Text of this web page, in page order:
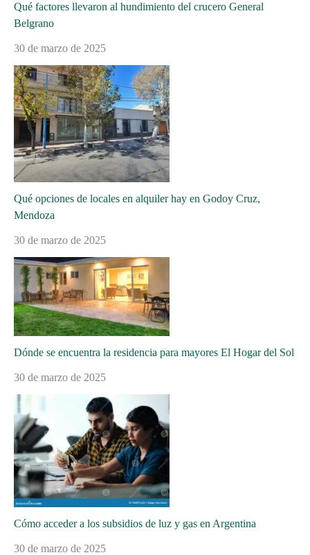
Qué factores llevaron al hundimiento del crucero General
Belgrano
30 de marzo de 2025
Qué opciones de locales en alquiler hay en Godoy Cruz,
Mendoza
30 de marzo de 2025
Dónde se encuentra la residencia para mayores El Hogar del Sol
30 de marzo de 2025
Cómo acceder a los subsidios de luz y gas en Argentina
30 de marzo de 2025